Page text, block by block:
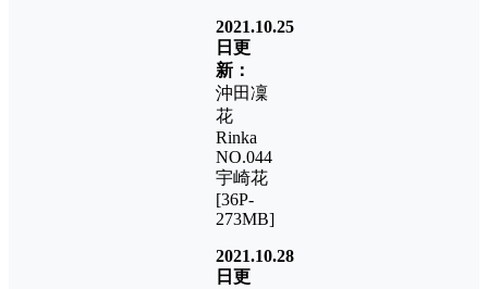
2021.10.25
日更
新：
沖田凜
花
Rinka
NO.044
宇崎花
[36P-
273MB]
2021.10.28
日更